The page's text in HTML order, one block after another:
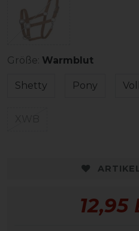
Größe: Warmblut
Shetty Pony
12,95